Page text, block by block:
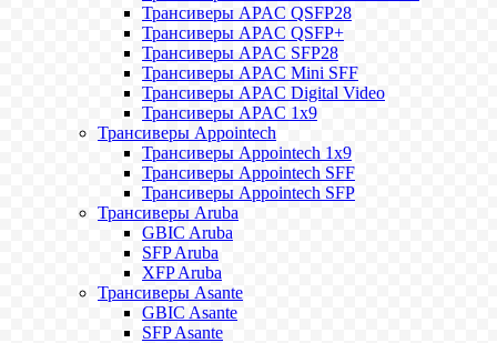
Трансиверы APAC QSFP28
Трансиверы APAC QSFP+
Трансиверы APAC SFP28
Трансиверы APAC Mini SFF
Трансиверы APAC Digital Video
Трансиверы APAC 1x9
Трансиверы Appointech
Трансиверы Appointech 1x9
Трансиверы Appointech SFF
Трансиверы Appointech SFP
Трансиверы Aruba
GBIC Aruba
SFP Aruba
XFP Aruba
Трансиверы Asante
GBIC Asante
SFP Asante